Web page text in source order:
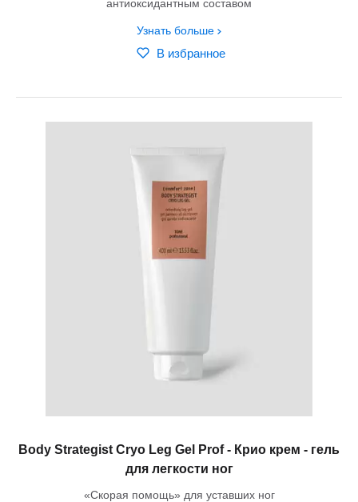
антиоксидантным составом
Узнать больше
В избранное
Body Strategist Cryo Leg Gel Prof - Крио крем - гель
для легкости ног
«Скорая помощь» для уставших ног